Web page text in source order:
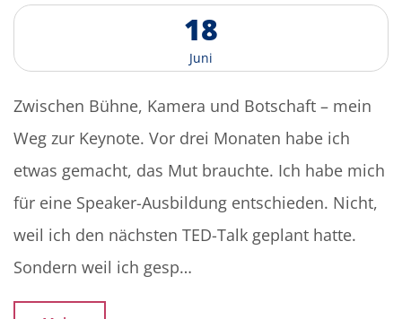
Zwischen Bühne, Kamera und Botschaft – mein
Weg zur Keynote. Vor drei Monaten habe ich
etwas gemacht, das Mut brauchte. Ich habe mich
für eine Speaker-Ausbildung entschieden. Nicht,
weil ich den nächsten TED-Talk geplant hatte.
Sondern weil ich gesp…
18
Juni